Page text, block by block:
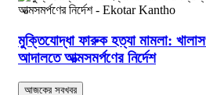
মুক্তিযোদ্ধা ফারুক হত্যা মামলা:
আদালতে আত্মসমর্পণের নির্দেশ